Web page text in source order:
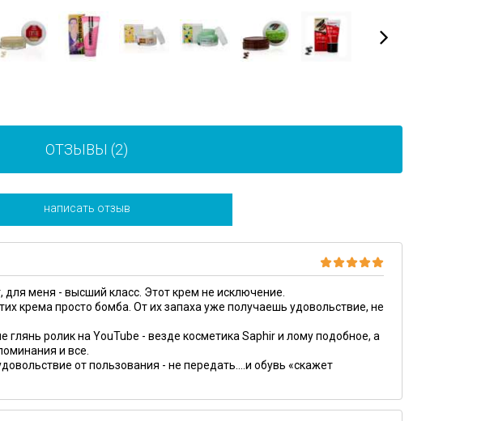
ОТЗЫВЫ (2)
написать отзыв
меня - высший класс. Этот крем не исключение.
крема просто бомба. От их запаха уже получаешь удовольствие, не
глянь ролик на YouTube - везде косметика Saphir и лому подобное, а
и все.
от пользования - не передать....и обувь «скажет